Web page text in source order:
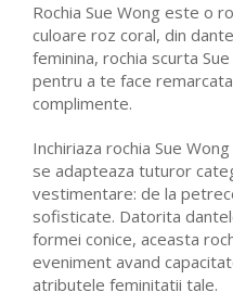
Rochia Sue Wong este o
culoare roz coral, din
feminina, rochia scurta
pentru a te face
complimente.
Inchiriaza rochia Sue
se adapteaza tuturor
vestimentare: de la
sofisticate. Datorita
formei conice, aceasta
eveniment avand
atributele feminitatii tale.